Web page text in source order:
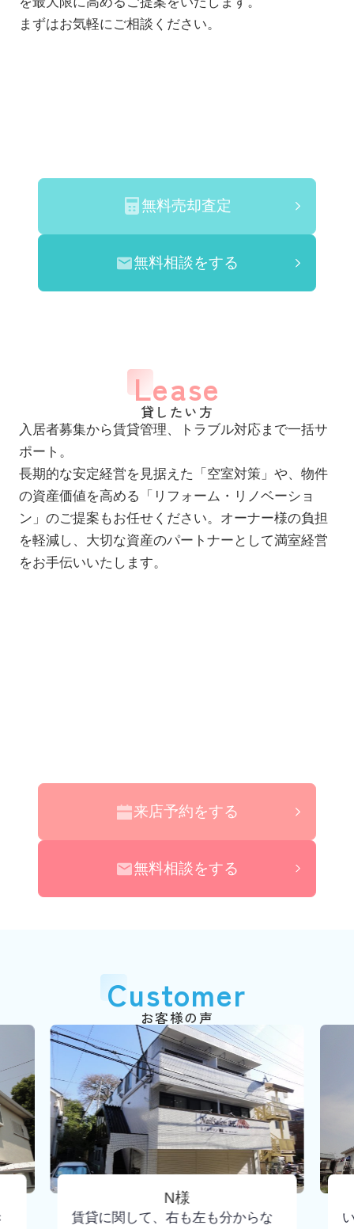
まずはお気軽にご相談ください。
無料売却査定
無料相談をする
Lease
貸したい方
入居者募集から賃貸管理、トラブル対応まで一括サ
ポート。
長期的な安定経営を見据えた「空室対策」や、物件
の資産価値を高める「リフォーム・リノベーショ
ン」のご提案もお任せください。オーナー様の負担
を軽減し、大切な資産のパートナーとして満室経営
をお手伝いいたします。
来店予約をする
無料相談をする
Customer
お客様の声
N様
賃貸に関して、右も左も分からな